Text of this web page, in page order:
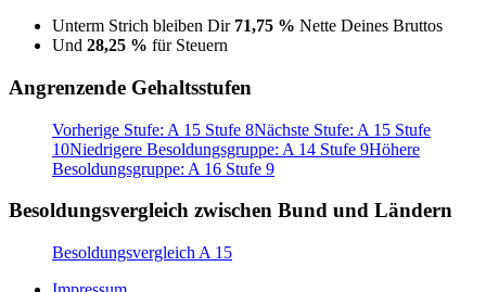
Unterm Strich bleiben Dir 71,75 % Nette Deines Bruttos
Und 28,25 % für Steuern
Angrenzende Gehaltsstufen
Vorherige Stufe: A 15 Stufe 8Nächste Stufe: A 15 Stufe
10Niedrigere Besoldungsgruppe: A 14 Stufe 9Höhere
Besoldungsgruppe: A 16 Stufe 9
Besoldungsvergleich zwischen Bund und Ländern
Besoldungsvergleich A 15